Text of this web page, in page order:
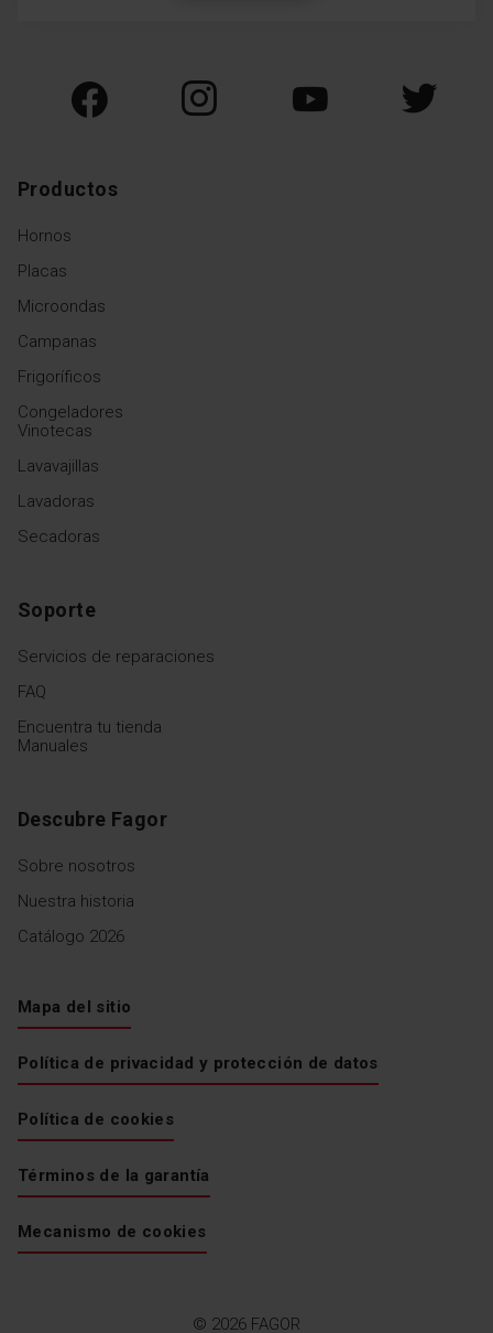
Productos
Hornos
Placas
Microondas
Campanas
Frigoríficos
Congeladores
Vinotecas
Lavavajillas
Lavadoras
Secadoras
Soporte
Servicios de reparaciones
FAQ
Encuentra tu tienda
Manuales
Descubre Fagor
Sobre nosotros
Nuestra historia
Catálogo 2026
© 2026 FAGOR
Mapa del sitio
Política de privacidad y protección de datos
Política de cookies
Términos de la garantía
Mecanismo de cookies